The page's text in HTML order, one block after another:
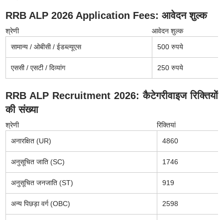
RRB ALP 2026 Application Fees: आवेदन शुल्क
श्रेणी
आवेदन शुल्क
सामान्य / ओबीसी / ईडब्ल्यूएस
500 रुपये
एससी / एसटी / दिव्यांग 250 रुपये
RRB ALP Recruitment 2026: कैटेगरीवाइज रिक्तियों
की संख्या
श्रेणी
रिक्तियां
अनारक्षित (UR)
4860
अनुसूचित जाति (SC) 1746
अनुसूचित जनजाति (ST) 919
अन्य पिछड़ा वर्ग (OBC) 2598